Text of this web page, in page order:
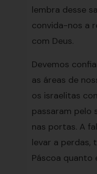
lembra desse
convida-nos a
com Deus.
Devemos
as áreas de
os israelitas
passaram pelo
nas portas. A
levar a perdas,
Páscoa quanto